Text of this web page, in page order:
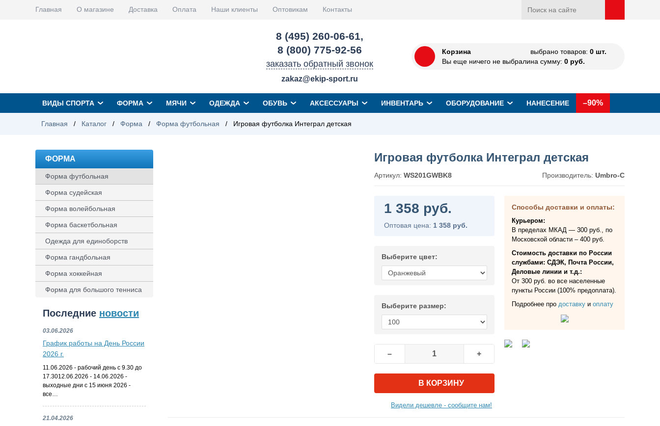
Главная О магазине Доставка Оплата Наши клиенты Оптовикам Контакты
8 (495) 260-06-61,
8 (800) 775-92-56
заказать обратный звонок
zakaz@ekip-sport.ru
Корзина
Вы еще ничего не выбрали
выбрано товаров: 0 шт.
на сумму: 0 руб.
ВИДЫ СПОРТА ФОРМА МЯЧИ ОДЕЖДА ОБУВЬ АКСЕССУАРЫ ИНВЕНТАРЬ ОБОРУДОВАНИЕ НАНЕСЕНИЕ –90%
Главная / Каталог / Форма / Форма футбольная / Игровая футболка Интеграл детская
ФОРМА
Форма футбольная
Форма судейская
Форма волейбольная
Форма баскетбольная
Одежда для единоборств
Форма гандбольная
Форма хоккейная
Форма для большого тенниса
Последние новости
03.06.2026
График работы на День России
2026 г.
11.06.2026 - рабочий день с 9.30 до
17.3012.06.2026 - 14.06.2026 -
выходные дни с 15 июня 2026 -
все…
21.04.2026
Игровая футболка Интеграл детская
Артикул: WS201GWBK8 Производитель: Umbro-C
1 358 руб.
Оптовая цена: 1 358 руб.
Выберите цвет:
Выберите размер:
– +
В КОРЗИНУ
Видели дешевле - сообщите нам!
Способы доставки и оплаты:
Курьером:
В пределах МКАД — 300 руб., по
Московской области – 400 руб.
Стоимость доставки по России
службами: СДЭК, Почта России,
Деловые линии и т.д.:
От 300 руб. во все населенные
пункты России (100% предоплата).
Подробнее про доставку и оплату